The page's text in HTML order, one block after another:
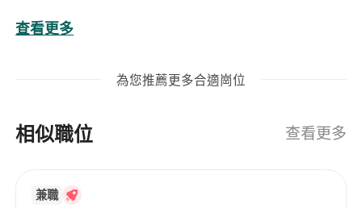
招呼客人
查看更多
為您推薦更多合適崗位
相似職位 查看更多
兼職